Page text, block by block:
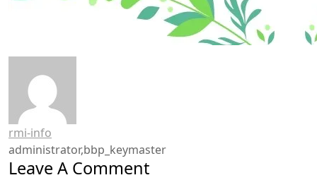
rmi-info
administrator,bbp_keymaster
Leave A Comment